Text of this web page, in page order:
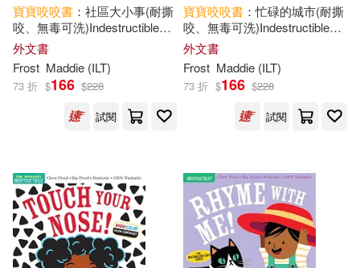
寶寶咬咬書 ：社區大小事(耐撕
咬、無毒可洗)Indestructibles:
In My Neighborhood
外文書
Frost Maddie (ILT)
73 折 $166 $228
試閱
寶寶咬咬書 ：忙碌的城市(耐撕
咬、無毒可洗)Indestructibles:
Busy City
外文書
Frost Maddie (ILT)
73 折 $166 $228
試閱